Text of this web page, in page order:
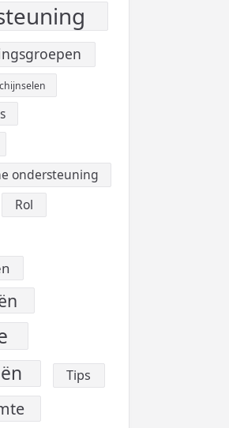
ondersteuning
Rol
Tips